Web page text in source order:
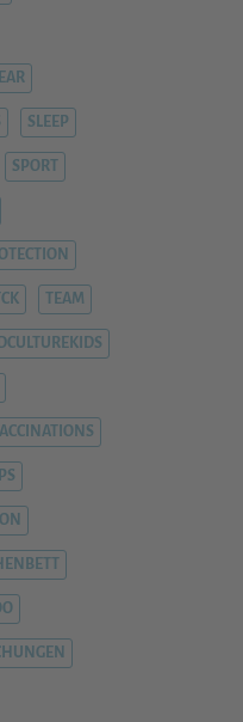
SLEEP
SPORT
TCK TEAM